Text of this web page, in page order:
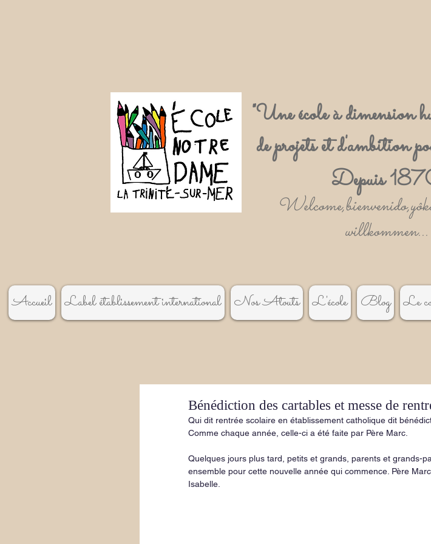
"Une école à dimension
de projets et d'ambition
Depuis
willkommen...
Accueil Label établissement international Nos Atouts L'école Blog Le
Bénédiction des cartables et messe de
Qui dit rentrée scolaire en établissement catholique dit
Comme chaque année, celle-ci a été faite par Père Marc.
Quelques jours plus tard, petits et grands, parents et grands-
ensemble pour cette nouvelle année qui commence. Père
Isabelle.